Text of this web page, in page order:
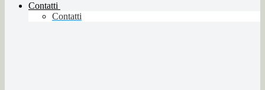
Contatti
Contatti